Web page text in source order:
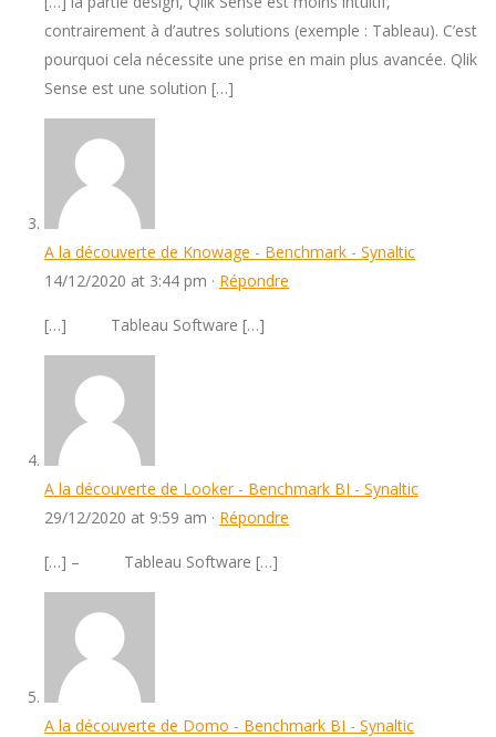
contrairement à d’autres solutions (exemple : Tableau). C’est
pourquoi cela nécessite une prise en main plus avancée. Qlik
Sense est une solution […]
A la découverte de Knowage - Benchmark - Synaltic
14/12/2020 at 3:44 pm · Répondre
[…] Tableau Software […]
A la découverte de Looker - Benchmark BI - Synaltic
29/12/2020 at 9:59 am · Répondre
[…] – Tableau Software […]
A la découverte de Domo - Benchmark BI - Synaltic